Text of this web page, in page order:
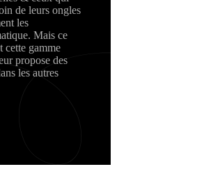
de leurs ongles
les
Mais ce
cette gamme
propose des
les autres